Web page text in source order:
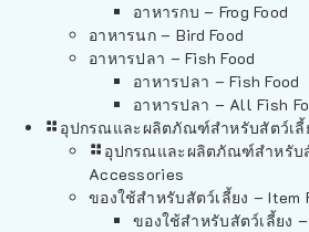
อาหารกบ – Frog Food
อาหารนก – Bird Food
อาหารปลา – Fish Food
อาหารปลา – Fish Food
อาหารปลา – All Fish
อุปกรณและผลิตภัณฑ์สำหรับสัตว์เลี้
อุปกรณและผลิตภัณฑ์สำหรับ
Accessories
ของใช้สำหรับสัตว์เลี้ยง – Item
ของใช้สำหรับสัตว์เลี้ยง